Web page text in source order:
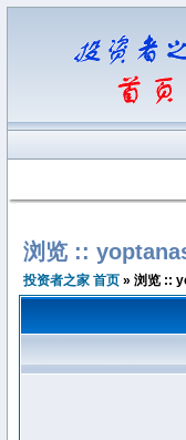
浏览 ::
投资者之家 首页 » 浏览 ::